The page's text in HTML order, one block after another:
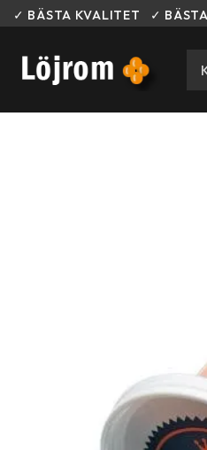
Skip
content
✓ BÄSTA KVALITET ✓ BÄSTA